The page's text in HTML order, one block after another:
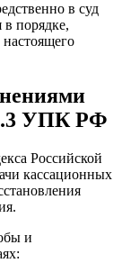
в суд
в порядке,
УПК РФ
Российской
кассационных
и